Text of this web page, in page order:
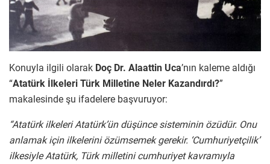
Konuyla ilgili olarak Doç Dr. Alaattin Uca’nın kaleme aldığı
“Atatürk İlkeleri Türk Milletine Neler Kazandırdı?”
makalesinde şu ifadelere başvuruyor:
“Atatürk ilkeleri Atatürk’ün düşünce sisteminin özüdür. Onu
anlamak için ilkelerini özümsemek gerekir. ‘Cumhuriyetçilik’
ilkesiyle Atatürk, Türk milletini cumhuriyet kavramıyla